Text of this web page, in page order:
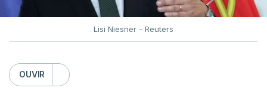
Lisi Niesner - Reuters
OUVIR